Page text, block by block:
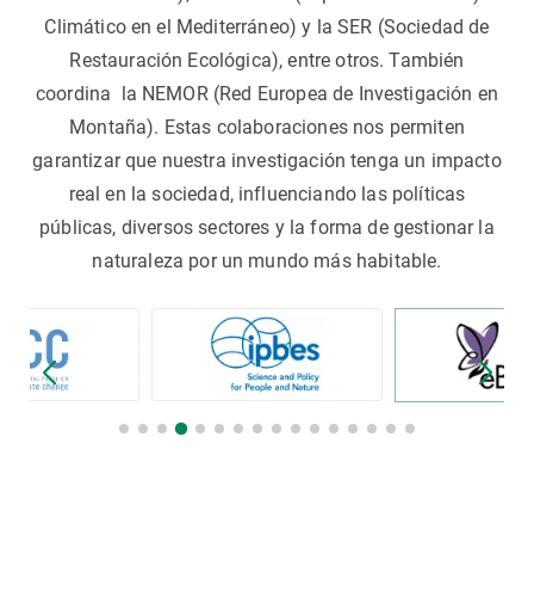
Climático en el Mediterráneo) y la SER (Sociedad de
Restauración Ecológica), entre otros. También
coordina la NEMOR (Red Europea de Investigación en
Montaña). Estas colaboraciones nos permiten
garantizar que nuestra investigación tenga un impacto
real en la sociedad, influenciando las políticas
públicas, diversos sectores y la forma de gestionar la
naturaleza por un mundo más habitable.